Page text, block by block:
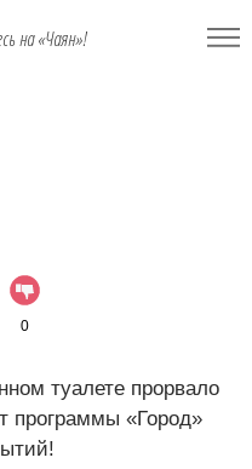
на «Чаян»!
0
туалете прорвало
программы «Город»